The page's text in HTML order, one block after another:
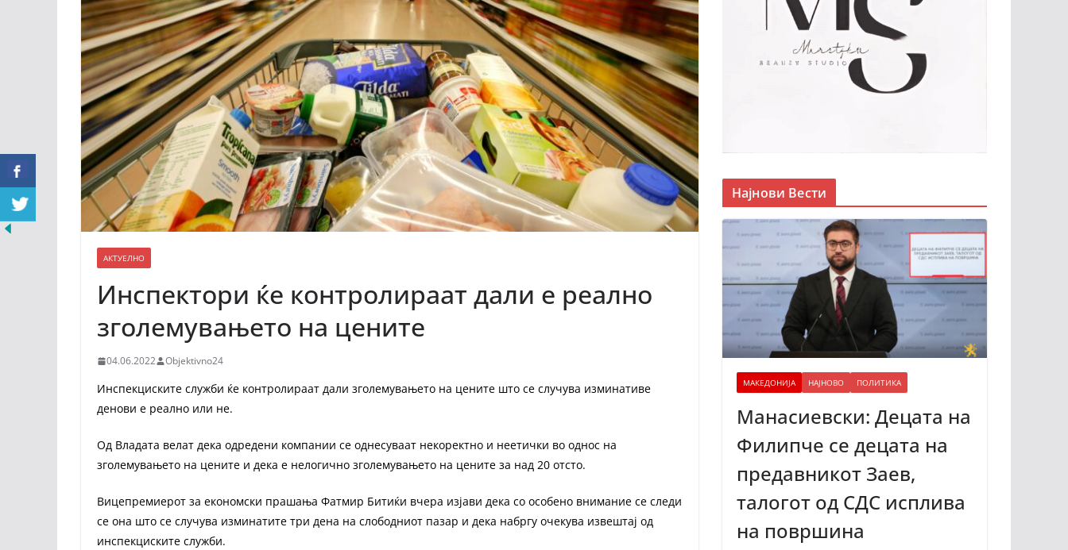
АКТУЕЛНО
Инспектори ќе контролираат дали е реално
зголемувањето на цените
04.06.2022 Objektivno24
Инспекциските служби ќе контролираат дали зголемувањето на цените што се случува изминативе
денови е реално или не.
Од Владата велат дека одредени компании се однесуваат некоректно и неетички во однос на
зголемувањето на цените и дека е нелогично зголемувањето на цените за над 20 отсто.
Вицепремиерот за економски прашања Фатмир Битиќи вчера изјави дека со особено внимание се следи
се она што се случува изминатите три дена на слободниот пазар и дека набргу очекува извештај од
инспекциските служби.
Најнови Вести
МАКЕДОНИЈА НАЈНОВО ПОЛИТИКА
Манасиевски: Децата на
Филипче се децата на
предавникот Заев,
талогот од СДС исплива
на површина